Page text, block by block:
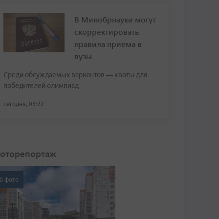
В Минобрнауки могут
скорректировать
правила приема в
вузы
Среди обсуждаемых вариантов — квоты для
победителей олимпиад
сегодня, 03:22
фото